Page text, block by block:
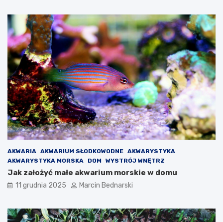
AKWARIA AKWARIUM SŁODKOWODNE AKWARYSTYKA
AKWARYSTYKA MORSKA
DOM WYSTRÓJ WNĘTRZ
Jak założyć małe akwarium morskie w domu
11 grudnia 2025 Marcin Bednarski